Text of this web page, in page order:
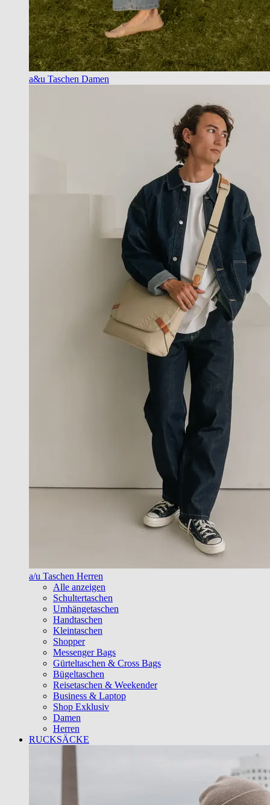
a&u Taschen Damen
a/u Taschen Herren
Alle anzeigen
Schultertaschen
Umhängetaschen
Handtaschen
Kleintaschen
Shopper
Messenger Bags
Gürteltaschen & Cross Bags
Bügeltaschen
Reisetaschen & Weekender
Business & Laptop
Shop Exklusiv
Damen
Herren
RUCKSÄCKE